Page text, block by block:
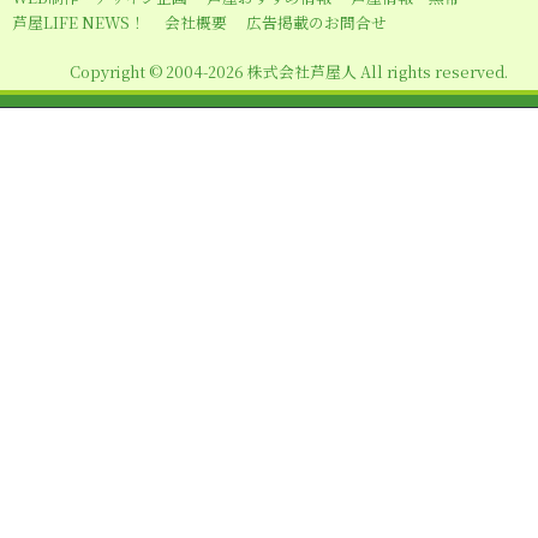
芦屋LIFE NEWS！
会社概要 広告掲載のお問合せ
Copyright © 2004-2026 株式会社芦屋人 All rights reserved.